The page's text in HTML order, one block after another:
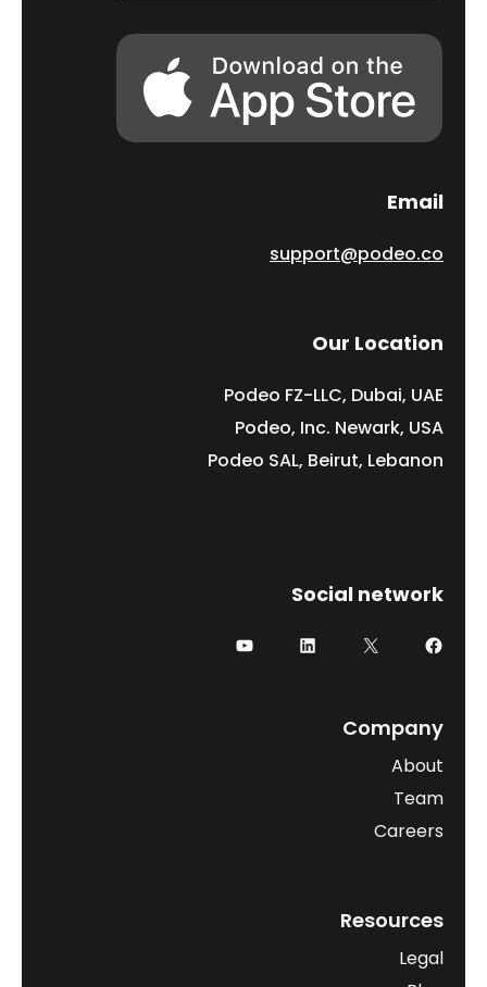
Email
support@podeo.co
Our Location
Podeo FZ-LLC, Dubai, UAE
Podeo, Inc. Newark, USA
Podeo SAL, Beirut, Lebanon
Social network
Company
About
Team
Careers
Resources
Legal